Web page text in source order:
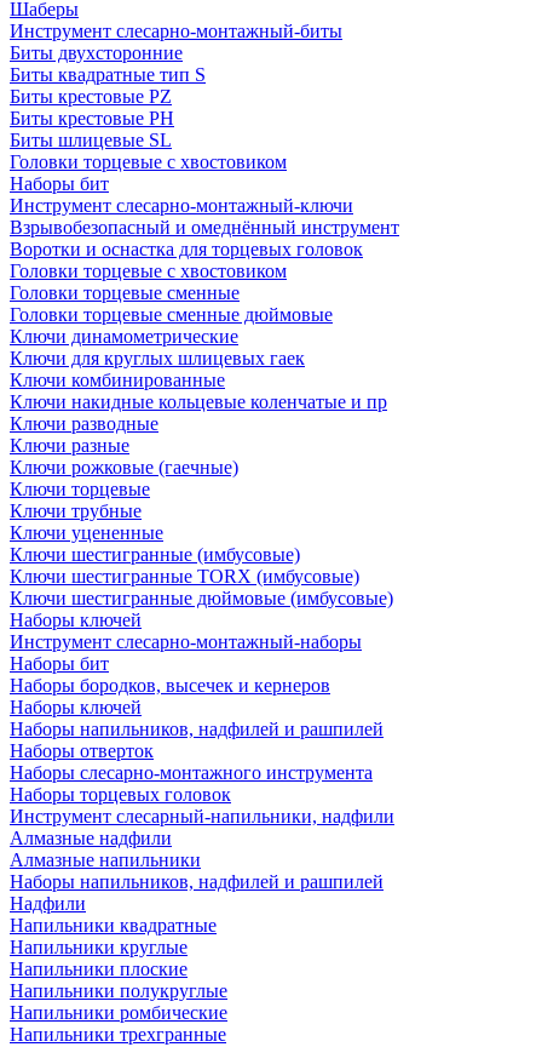
Шаберы
Инструмент слесарно-монтажный-биты
Биты двухсторонние
Биты квадратные тип S
Биты крестовые РZ
Биты крестовые РН
Биты шлицевые SL
Головки торцевые с хвостовиком
Наборы бит
Инструмент слесарно-монтажный-ключи
Взрывобезопасный и омеднённый инструмент
Воротки и оснаcтка для торцевых головок
Головки торцевые с хвостовиком
Головки торцевые сменные
Головки торцевые сменные дюймовые
Ключи динамометрические
Ключи для круглых шлицевых гаек
Ключи комбинированные
Ключи накидные кольцевые коленчатые и пр
Ключи разводные
Ключи разные
Ключи рожковые (гаечные)
Ключи торцевые
Ключи трубные
Ключи уцененные
Ключи шестигранные (имбусовые)
Ключи шестигранные TORX (имбусовые)
Ключи шестигранные дюймовые (имбусовые)
Наборы ключей
Инструмент слесарно-монтажный-наборы
Наборы бит
Наборы бородков, высечек и кернеров
Наборы ключей
Наборы напильников, надфилей и рашпилей
Наборы отверток
Наборы слесарно-монтажного инструмента
Наборы торцевых головок
Инструмент слесарный-напильники, надфили
Алмазные надфили
Алмазные напильники
Наборы напильников, надфилей и рашпилей
Надфили
Напильники квадратные
Напильники круглые
Напильники плоские
Напильники полукруглые
Напильники ромбические
Напильники трехгранные